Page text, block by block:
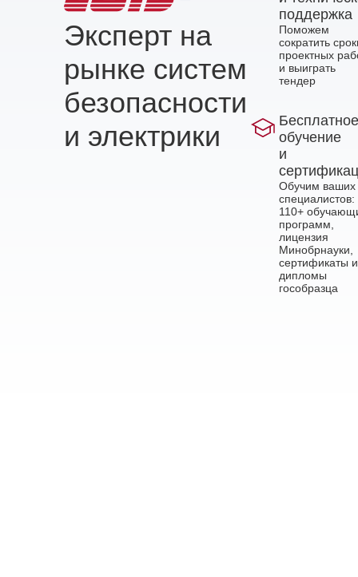
Эксперт на
рынке систем
безопасности
и электрики
поддержка
Поможем
сократить
проектных
и выиграть
тендер
Бесплатное
обучение
и
Обучим ваших
специалистов:
110+
программ,
лицензия
Минобрнауки,
сертификаты и
дипломы
гособразца